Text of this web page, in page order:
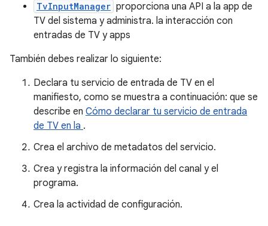
TvInputManager proporciona una API a la app de
TV del sistema y administra. la interacción con
entradas de TV y apps
También debes realizar lo siguiente:
Declara tu servicio de entrada de TV en el
manifiesto, como se muestra a continuación: que se
describe en Cómo declarar tu servicio de entrada
de TV en la .
Crea el archivo de metadatos del servicio.
Crea y registra la información del canal y el
programa.
Crea la actividad de configuración.